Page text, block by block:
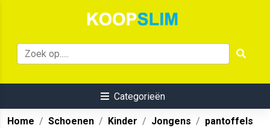
Categorieën
Home Schoenen Kinder Jongens pantoffels